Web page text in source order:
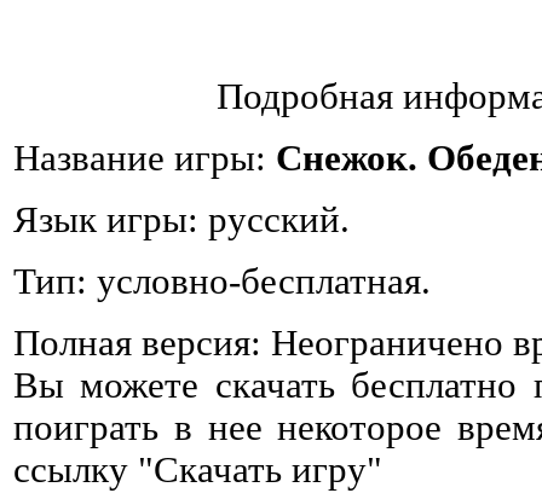
Подробная
Название игры: Снежок.
Язык игры: русский.
Тип: условно-бесплатная.
Полная версия: Неограничено
Вы можете скачать
поиграть в нее некоторое
ссылку "Скачать игру"